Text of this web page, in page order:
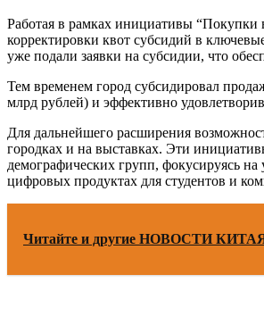
Работая в рамках инициативы “Покупки
корректировки квот субсидий в
уже подали заявки на субсидии, что
Тем временем город субсидировал
млрд рублей) и эффективно
Для дальнейшего расширения
городках и на выставках. Эти
демографических групп, фокусируясь
цифровых продуктах для студентов и
Читайте и другие НОВОСТИ